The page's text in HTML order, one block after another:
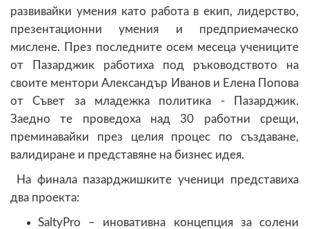
развивайки умения като работа в екип, лидерство,
презентационни умения и предприемаческо
мислене. През последните осем месеца учениците
от Пазарджик работиха под ръководството на
своите ментори Александър Иванов и Елена Попова
от Съвет за младежка политика - Пазарджик.
Заедно те проведоха над 30 работни срещи,
преминавайки през целия процес по създаване,
валидиране и представяне на бизнес идея.
На финала пазарджишките ученици представиха
два проекта:
SаltyPro – иновативна концепция за солени